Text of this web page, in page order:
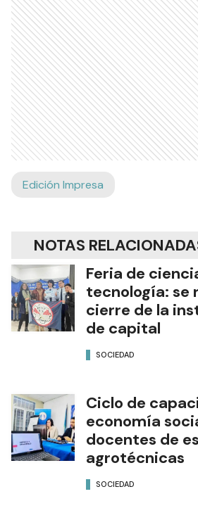
Edición Impresa
NOTAS
Feria de
tecnología: se
cierre de la
de capital
SOCIEDAD
Ciclo de
economía
docentes de
agrotécnicas
SOCIEDAD